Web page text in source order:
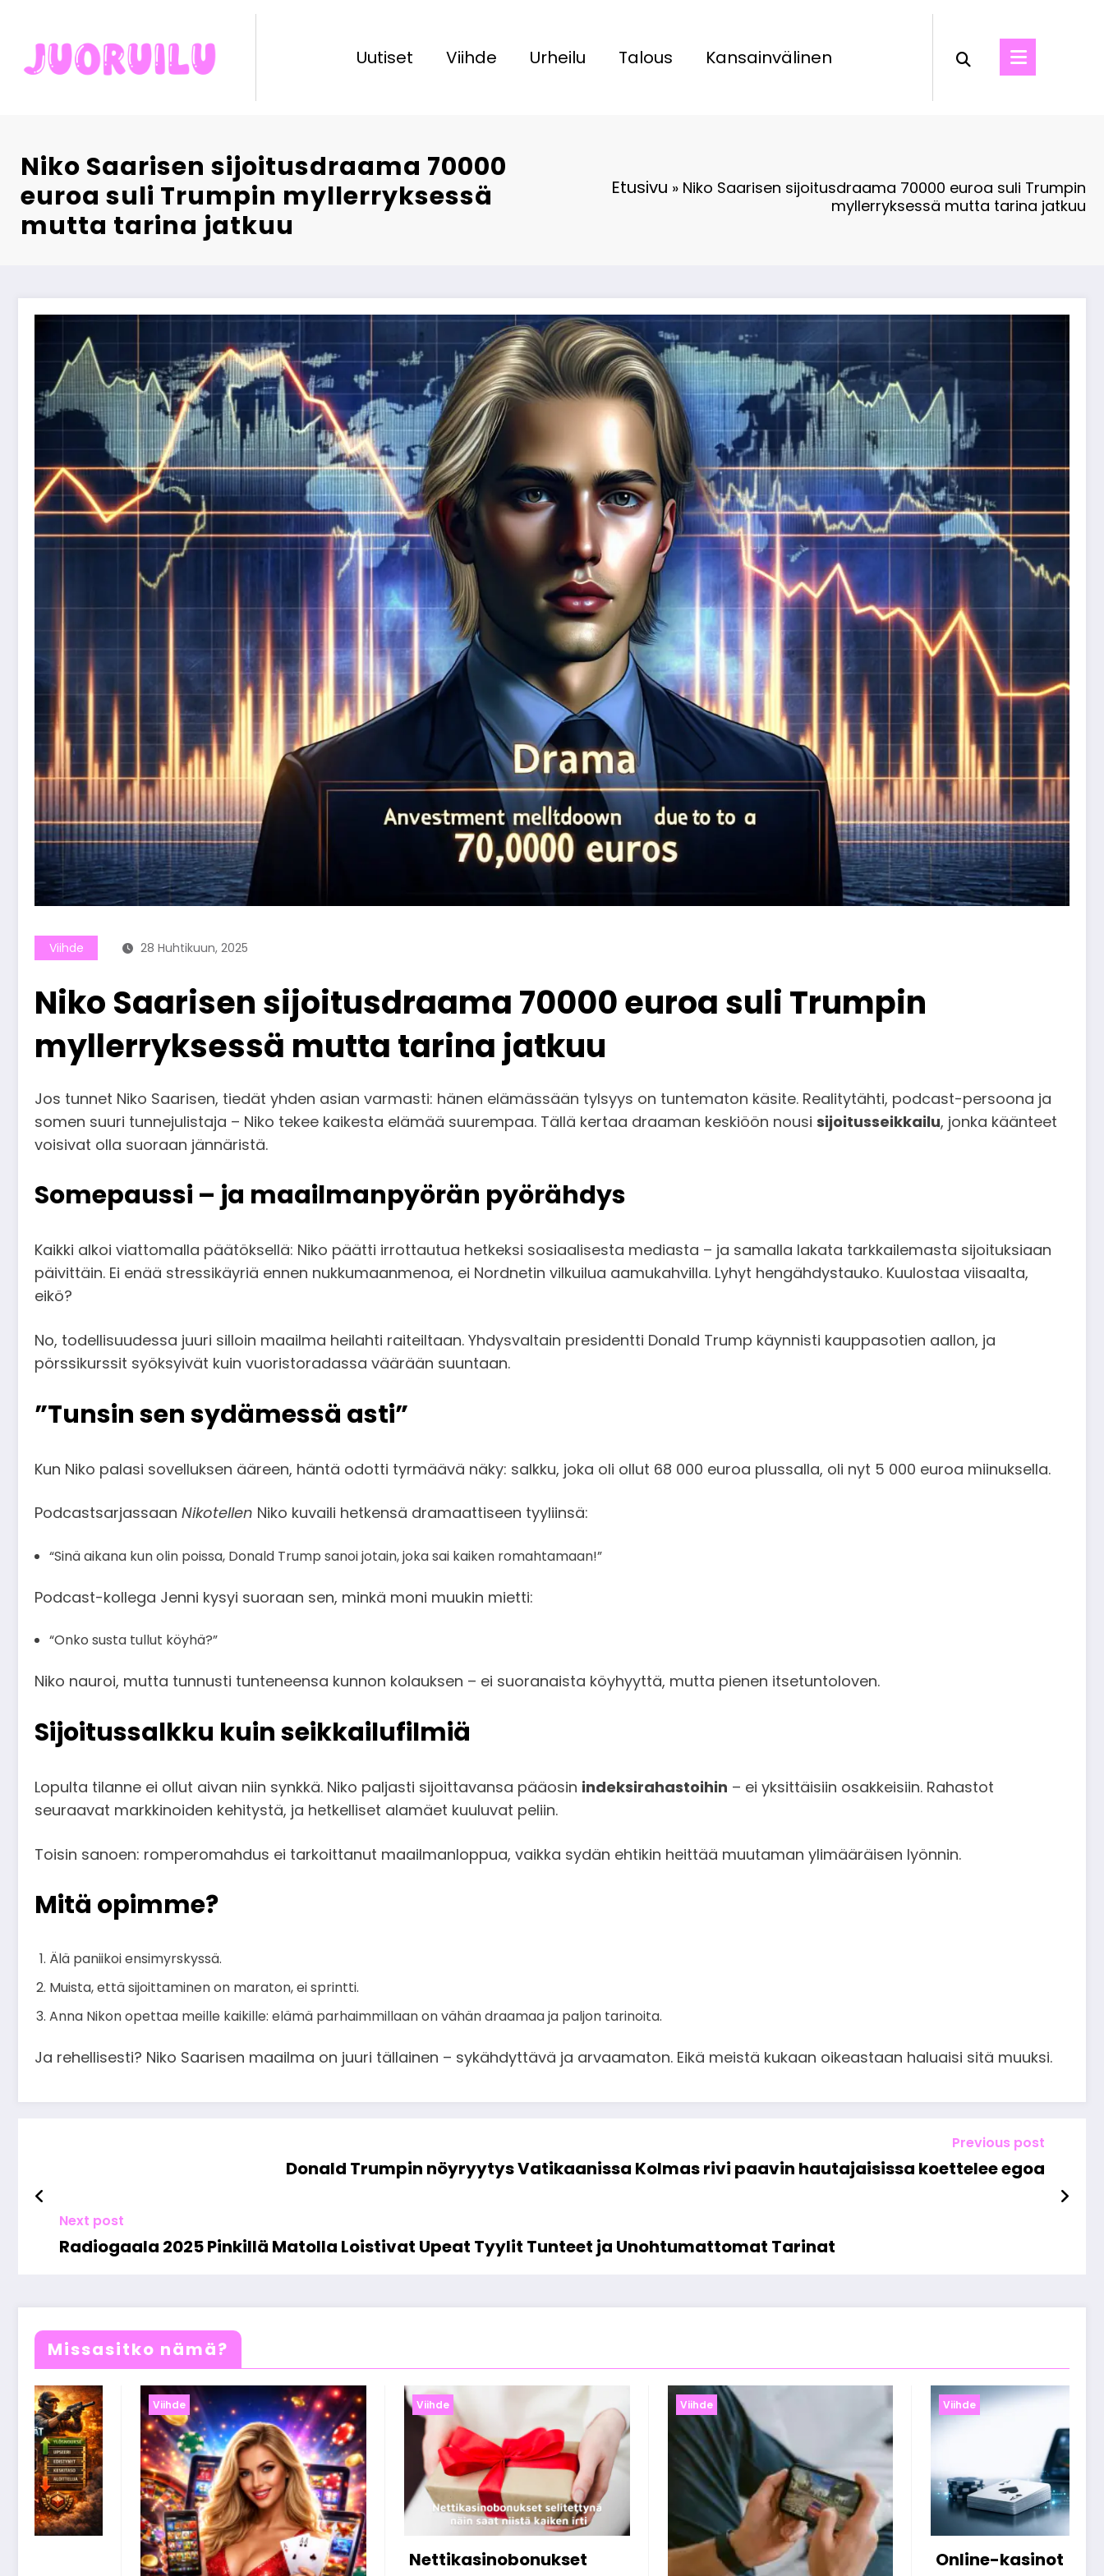
content
Uutiset Viihde Urheilu Talous Kansainvälinen
Niko Saarisen sijoitusdraama 70000
euroa suli Trumpin myllerryksessä
mutta tarina jatkuu
Etusivu » Niko Saarisen sijoitusdraama 70000 euroa suli Trumpin
myllerryksessä mutta tarina jatkuu
Viihde 28 Huhtikuun, 2025
Niko Saarisen sijoitusdraama 70000 euroa suli Trumpin
myllerryksessä mutta tarina jatkuu
Jos tunnet Niko Saarisen, tiedät yhden asian varmasti: hänen elämässään tylsyys on tuntematon käsite. Realitytähti, podcast-persoona ja
somen suuri tunnejulistaja – Niko tekee kaikesta elämää suurempaa. Tällä kertaa draaman keskiöön nousi sijoitusseikkailu, jonka käänteet
voisivat olla suoraan jännäristä.
Somepaussi – ja maailmanpyörän pyörähdys
Kaikki alkoi viattomalla päätöksellä: Niko päätti irrottautua hetkeksi sosiaalisesta mediasta – ja samalla lakata tarkkailemasta sijoituksiaan
päivittäin. Ei enää stressikäyriä ennen nukkumaanmenoa, ei Nordnetin vilkuilua aamukahvilla. Lyhyt hengähdystauko. Kuulostaa viisaalta,
eikö?
No, todellisuudessa juuri silloin maailma heilahti raiteiltaan. Yhdysvaltain presidentti Donald Trump käynnisti kauppasotien aallon, ja
pörssikurssit syöksyivät kuin vuoristoradassa väärään suuntaan.
”Tunsin sen sydämessä asti”
Kun Niko palasi sovelluksen ääreen, häntä odotti tyrmäävä näky: salkku, joka oli ollut 68 000 euroa plussalla, oli nyt 5 000 euroa miinuksella.
Podcastsarjassaan Nikotellen Niko kuvaili hetkensä dramaattiseen tyyliinsä:
“Sinä aikana kun olin poissa, Donald Trump sanoi jotain, joka sai kaiken romahtamaan!”
Podcast-kollega Jenni kysyi suoraan sen, minkä moni muukin mietti:
“Onko susta tullut köyhä?”
Niko nauroi, mutta tunnusti tunteneensa kunnon kolauksen – ei suoranaista köyhyyttä, mutta pienen itsetuntoloven.
Sijoitussalkku kuin seikkailufilmiä
Lopulta tilanne ei ollut aivan niin synkkä. Niko paljasti sijoittavansa pääosin indeksirahastoihin – ei yksittäisiin osakkeisiin. Rahastot
seuraavat markkinoiden kehitystä, ja hetkelliset alamäet kuuluvat peliin.
Toisin sanoen: romperomahdus ei tarkoittanut maailmanloppua, vaikka sydän ehtikin heittää muutaman ylimääräisen lyönnin.
Mitä opimme?
Älä paniikoi ensimyrskyssä.
Muista, että sijoittaminen on maraton, ei sprintti.
Anna Nikon opettaa meille kaikille: elämä parhaimmillaan on vähän draamaa ja paljon tarinoita.
Ja rehellisesti? Niko Saarisen maailma on juuri tällainen – sykähdyttävä ja arvaamaton. Eikä meistä kukaan oikeastaan haluaisi sitä muuksi.
Previous post
Donald Trumpin nöyryytys Vatikaanissa Kolmas rivi paavin hautajaisissa koettelee egoa
Next post
Radiogaala 2025 Pinkillä Matolla Loistivat Upeat Tyylit Tunteet ja Unohtumattomat Tarinat
Missasitko nämä?
Viihde
Nettikasinobonukset
Viihde Viihde
Online-kasinot
Viihde
Miten suomalaiset